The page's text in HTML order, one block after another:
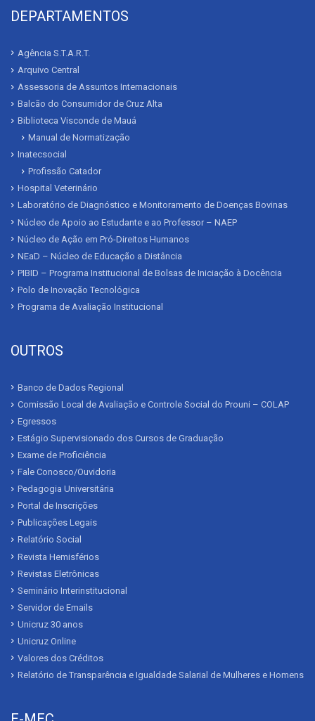
DEPARTAMENTOS
Agência S.T.A.R.T.
Arquivo Central
Assessoria de Assuntos Internacionais
Balcão do Consumidor de Cruz Alta
Biblioteca Visconde de Mauá
Manual de Normatização
Inatecsocial
Profissão Catador
Hospital Veterinário
Laboratório de Diagnóstico e Monitoramento de Doenças Bovinas
Núcleo de Apoio ao Estudante e ao Professor – NAEP
Núcleo de Ação em Pró-Direitos Humanos
NEaD – Núcleo de Educação a Distância
PIBID – Programa Institucional de Bolsas de Iniciação à Docência
Polo de Inovação Tecnológica
Programa de Avaliação Institucional
OUTROS
Banco de Dados Regional
Comissão Local de Avaliação e Controle Social do Prouni – COLAP
Egressos
Estágio Supervisionado dos Cursos de Graduação
Exame de Proficiência
Fale Conosco/Ouvidoria
Pedagogia Universitária
Portal de Inscrições
Publicações Legais
Relatório Social
Revista Hemisférios
Revistas Eletrônicas
Seminário Interinstitucional
Servidor de Emails
Unicruz 30 anos
Unicruz Online
Valores dos Créditos
Relatório de Transparência e Igualdade Salarial de Mulheres e Homens